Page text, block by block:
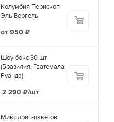
Колумбия Перископ
Эль Вергель
от 950 ₽
Шоу-бокс 30 шт
(Бразилия, Гватемала,
Руанда)
2 290 ₽/шт
Микс дрип-пакетов